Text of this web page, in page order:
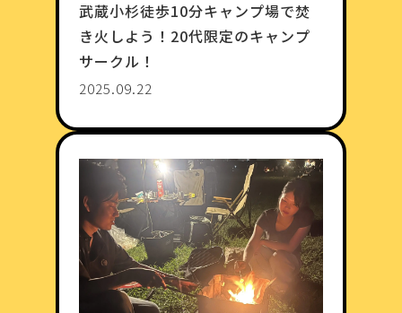
武蔵小杉徒歩10分キャンプ場で焚
き火しよう！20代限定のキャンプ
サークル！
2025.09.22